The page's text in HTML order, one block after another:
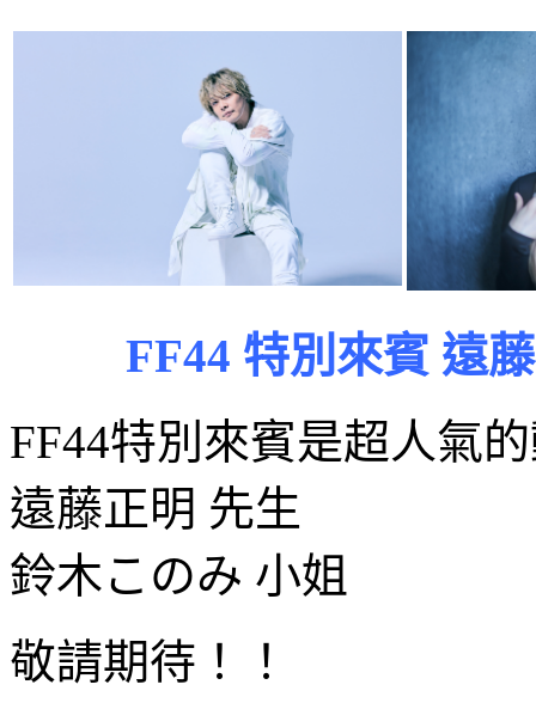
FF44 特別來賓 遠
FF44特別來賓是超人氣
遠藤正明 先生
鈴木このみ 小姐
敬請期待！！